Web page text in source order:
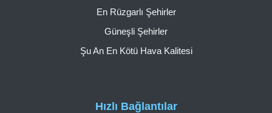
Hızlı Bağlantılar
En Rüzgarlı Şehirler
Güneşli Şehirler
Şu An En Kötü Hava Kalitesi